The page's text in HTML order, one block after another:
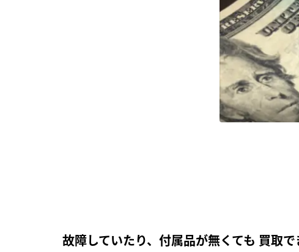
故障していたり、付属品が無くても 買取で